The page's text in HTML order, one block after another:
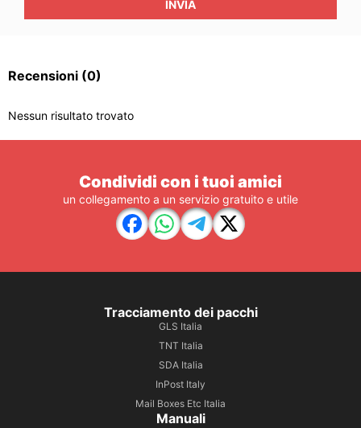
INVIA
Recensioni (0)
Nessun risultato trovato
Condividi con i tuoi amici
un collegamento a un servizio gratuito e utile
Tracciamento dei pacchi
GLS Italia
TNT Italia
SDA Italia
InPost Italy
Mail Boxes Etc Italia
Manuali